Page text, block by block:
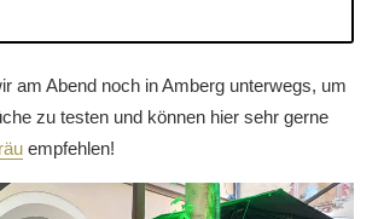
am Abend noch in Amberg unterwegs, um
zu testen und können hier sehr gerne
empfehlen!